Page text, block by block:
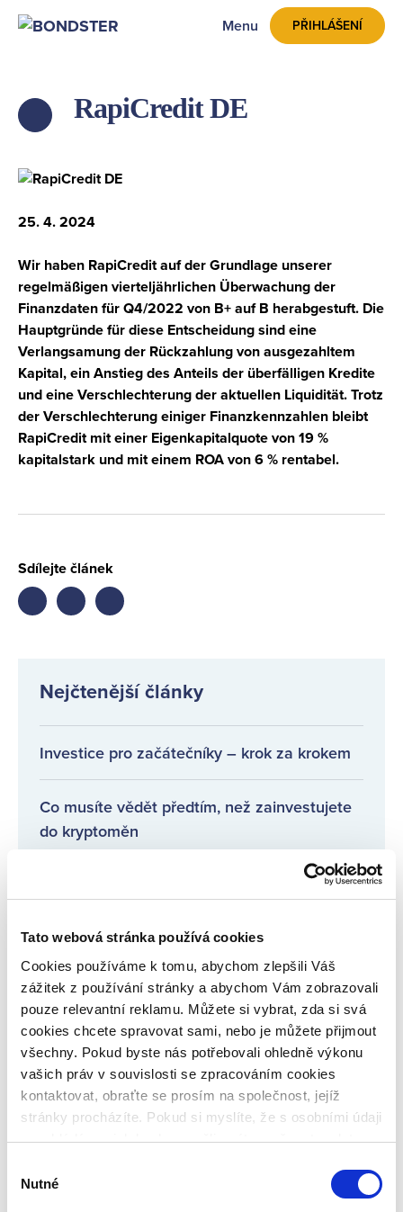
Tato webová stránka používá cookies
Cookies používáme k tomu, abychom zlepšili Váš
zážitek z používání stránky a abychom Vám zobrazovali
pouze relevantní reklamu. Můžete si vybrat, zda si svá
cookies chcete spravovat sami, nebo je můžete přijmout
všechny. Pokud byste nás potřebovali ohledně výkonu
vašich práv v souvislosti se zpracováním cookies
kontaktovat, obraťte se prosím na společnost, jejíž
stránky procházíte. Pokud si myslíte, že s osobními údaji
nenakládáme, jak bychom měli, máte možnost podat
však rádi, pokud se nejdříve obrátíte přímo na nás a
budeme tak moct Váš požadavek obratem vyřešit. Svoje
souhlasu
Nutné
Menu PŘIHLÁŠENÍ
ZPĚT
RapiCredit DE
25. 4. 2024
Wir haben RapiCredit auf der Grundlage unserer
regelmäßigen vierteljährlichen Überwachung der
Finanzdaten für Q4/2022 von B+ auf B herabgestuft. Die
Hauptgründe für diese Entscheidung sind eine
Verlangsamung der Rückzahlung von ausgezahltem
Kapital, ein Anstieg des Anteils der überfälligen Kredite
und eine Verschlechterung der aktuellen Liquidität. Trotz
der Verschlechterung einiger Finanzkennzahlen bleibt
RapiCredit mit einer Eigenkapitalquote von 19 %
kapitalstark und mit einem ROA von 6 % rentabel.
Sdílejte článek
Share
Nejčtenější články
Investice pro začátečníky – krok za krokem
Co musíte vědět předtím, než zainvestujete
do kryptoměn
Investice do spravedlnosti na Bondsteru
Pravidelné informace o poskytovatelích
úvěrů
Co je inflace, jaké jsou druhy a jaká bude
meziroční inflace?